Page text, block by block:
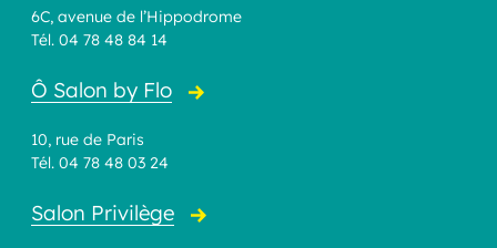
6C, avenue de l’Hippodrome
Tél. 04 78 48 84 14
Ô Salon by Flo
10, rue de Paris
Tél. 04 78 48 03 24
Salon Privilège